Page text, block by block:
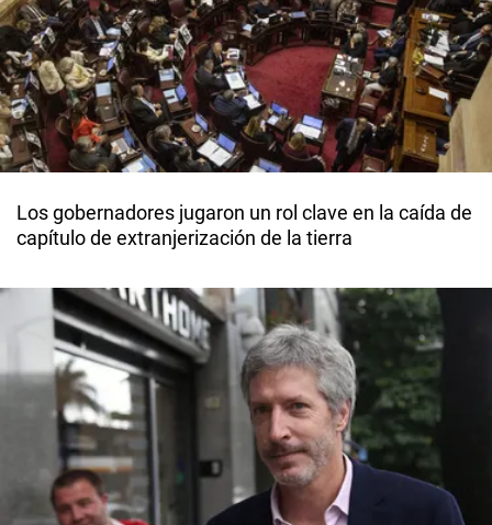
Los gobernadores jugaron un rol clave en la caída de
capítulo de extranjerización de la tierra